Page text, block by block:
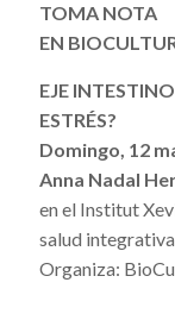
TOMA NOTA
EN
EJE
ESTRÉS?
Domingo, 12
Anna Nadal
en el Institut
salud
Organiza: